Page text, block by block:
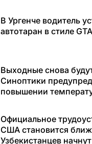
В Ургенче водитель
автотаран в стиле GTA
Выходные снова
Синоптики
повышении
Официальное
США становится
Узбекистанцев